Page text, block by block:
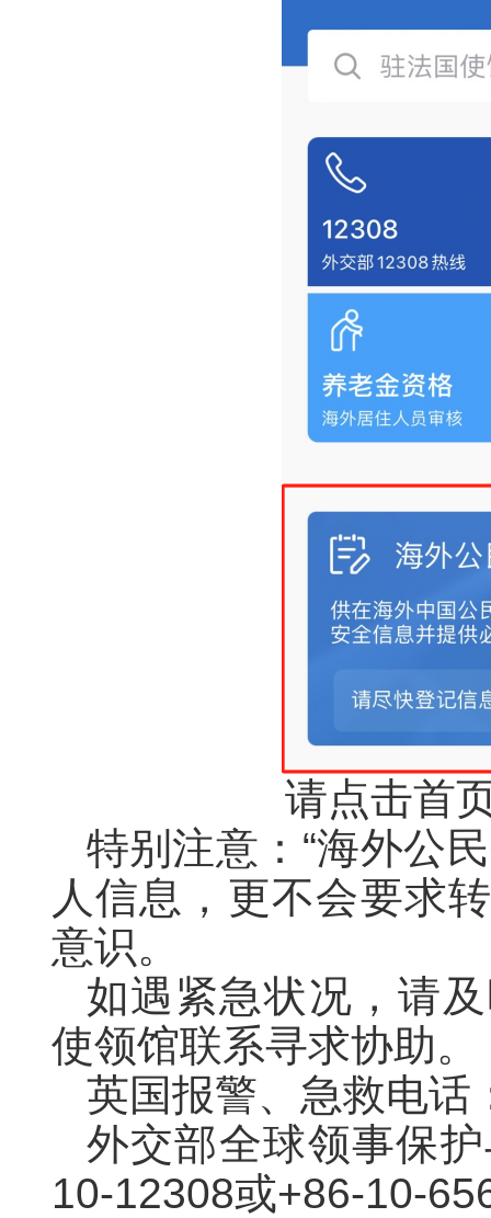
请点击首
特别注意：“海外公
人信息，更不会要求
意识。
如遇紧急状况，请
使领馆联系寻求协助。
英国报警、急救电话
外交部全球领事保
10-12308或+86-10-